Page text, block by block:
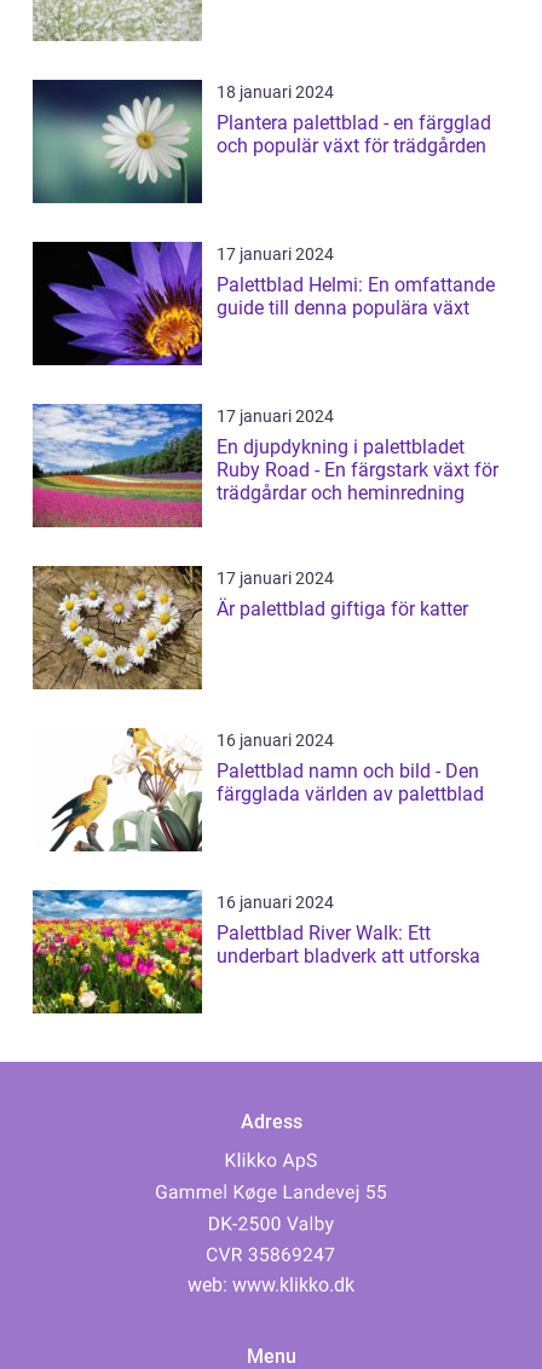
18 januari 2024
Plantera palettblad - en färgglad
och populär växt för trädgården
17 januari 2024
Palettblad Helmi: En omfattande
guide till denna populära växt
17 januari 2024
En djupdykning i palettbladet
Ruby Road - En färgstark växt för
trädgårdar och heminredning
17 januari 2024
Är palettblad giftiga för katter
16 januari 2024
Palettblad namn och bild - Den
färgglada världen av palettblad
16 januari 2024
Palettblad River Walk: Ett
underbart bladverk att utforska
Adress
web: www.klikko.dk
Menu